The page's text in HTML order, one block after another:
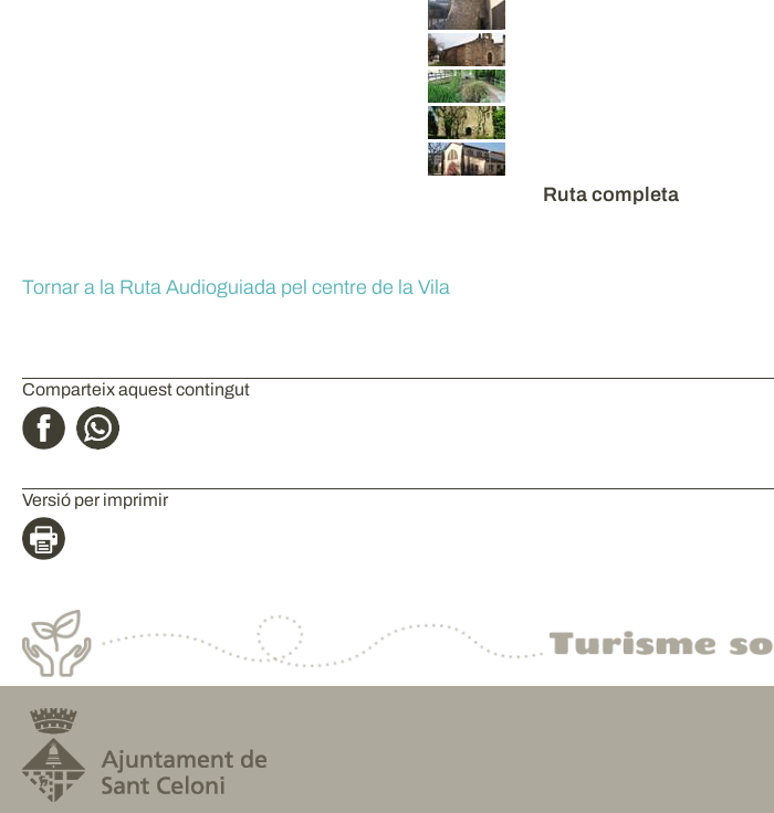
Ruta completa
Tornar a la Ruta Audioguiada pel centre de la Vila
Comparteix aquest contingut
Versió per imprimir